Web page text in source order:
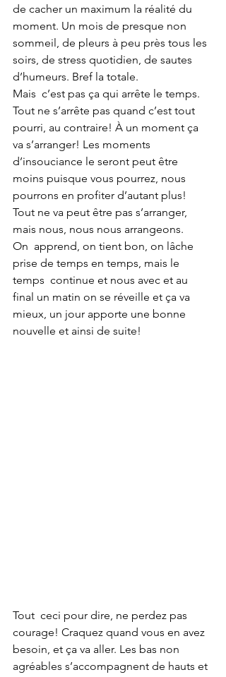
de cacher un maximum la réalité du
moment. Un mois de presque non
sommeil, de pleurs à peu près tous les
soirs, de stress quotidien, de sautes
d’humeurs. Bref la totale.
Mais  c’est pas ça qui arrête le temps.
Tout ne s’arrête pas quand c’est tout
pourri, au contraire! À un moment ça
va s’arranger! Les moments
d’insouciance le seront peut être
moins puisque vous pourrez, nous
pourrons en profiter d’autant plus!
Tout ne va peut être pas s’arranger,
mais nous, nous nous arrangeons.
On  apprend, on tient bon, on lâche
prise de temps en temps, mais le
temps  continue et nous avec et au
final un matin on se réveille et ça va
mieux, un jour apporte une bonne
nouvelle et ainsi de suite!
Tout  ceci pour dire, ne perdez pas
courage! Craquez quand vous en avez
besoin, et ça va aller. Les bas non
agréables s’accompagnent de hauts et